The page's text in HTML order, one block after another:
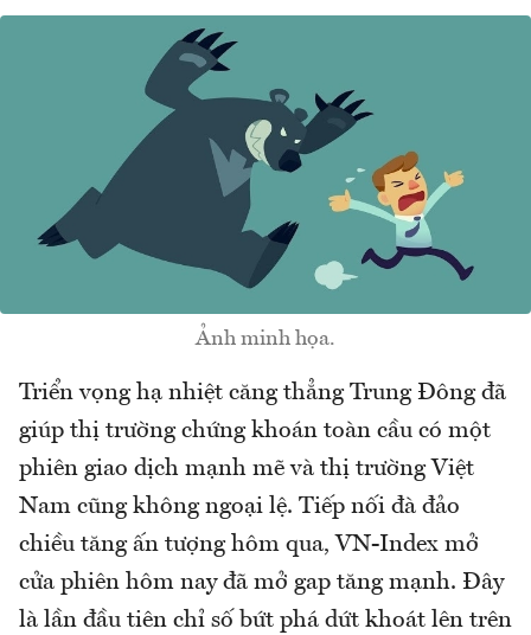
Ảnh minh họa.
Triển vọng hạ nhiệt căng thẳng Trung Đông đã
giúp thị trường chứng khoán toàn cầu có một
phiên giao dịch mạnh mẽ và thị trường Việt
Nam cũng không ngoại lệ. Tiếp nối đà đảo
chiều tăng ấn tượng hôm qua, VN-Index mở
cửa phiên hôm nay đã mở gap tăng mạnh. Đây
là lần đầu tiên chỉ số bứt phá dứt khoát lên trên